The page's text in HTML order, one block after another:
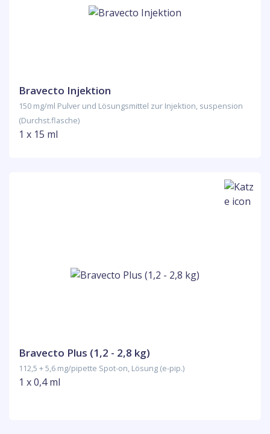
Bravecto Injektion
150 mg/ml Pulver und Lösungsmittel zur Injektion, suspension
(Durchst.flasche)
1 x 15 ml
Bravecto Plus (1,2 - 2,8 kg)
112,5 + 5,6 mg/pipette Spot-on, Lösung (e-pip.)
1 x 0,4 ml